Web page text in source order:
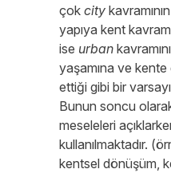
çok city
yapıya kent
ise urban
yaşamına ve
ettiği gibi bir
Bunun soncu
meseleleri
kullanılmaktadır.
kentsel dönüşüm,